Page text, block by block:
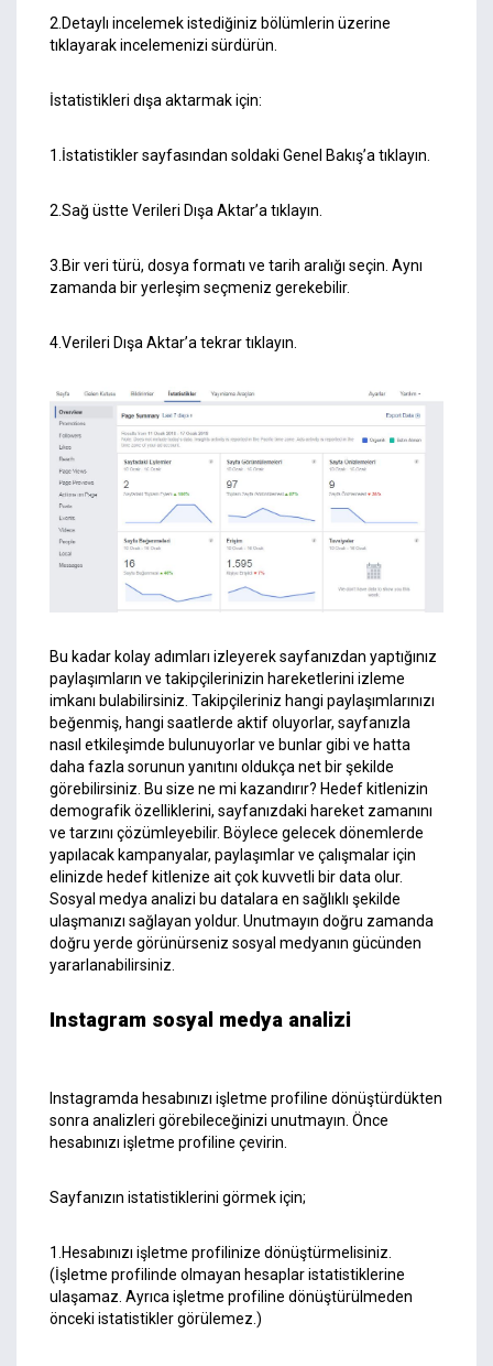
2.Detaylı incelemek istediğiniz bölümlerin üzerine
tıklayarak incelemenizi sürdürün.
İstatistikleri dışa aktarmak için:
1.İstatistikler sayfasından soldaki Genel Bakış’a tıklayın.
2.Sağ üstte Verileri Dışa Aktar’a tıklayın.
3.Bir veri türü, dosya formatı ve tarih aralığı seçin. Aynı
zamanda bir yerleşim seçmeniz gerekebilir.
4.Verileri Dışa Aktar’a tekrar tıklayın.
Bu kadar kolay adımları izleyerek sayfanızdan yaptığınız
paylaşımların ve takipçilerinizin hareketlerini izleme
imkanı bulabilirsiniz. Takipçileriniz hangi paylaşımlarınızı
beğenmiş, hangi saatlerde aktif oluyorlar, sayfanızla
nasıl etkileşimde bulunuyorlar ve bunlar gibi ve hatta
daha fazla sorunun yanıtını oldukça net bir şekilde
görebilirsiniz. Bu size ne mi kazandırır? Hedef kitlenizin
demografik özelliklerini, sayfanızdaki hareket zamanını
ve tarzını çözümleyebilir. Böylece gelecek dönemlerde
yapılacak kampanyalar, paylaşımlar ve çalışmalar için
elinizde hedef kitlenize ait çok kuvvetli bir data olur.
Sosyal medya analizi bu datalara en sağlıklı şekilde
ulaşmanızı sağlayan yoldur. Unutmayın doğru zamanda
doğru yerde görünürseniz sosyal medyanın gücünden
yararlanabilirsiniz.
Instagram sosyal medya analizi
Instagramda hesabınızı işletme profiline dönüştürdükten
sonra analizleri görebileceğinizi unutmayın. Önce
hesabınızı işletme profiline çevirin.
Sayfanızın istatistiklerini görmek için;
1.Hesabınızı işletme profilinize dönüştürmelisiniz.
(İşletme profilinde olmayan hesaplar istatistiklerine
ulaşamaz. Ayrıca işletme profiline dönüştürülmeden
önceki istatistikler görülemez.)